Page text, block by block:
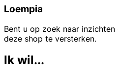
Loempia
Bent u op zoek naar
deze shop te versterken.
Ik wil...